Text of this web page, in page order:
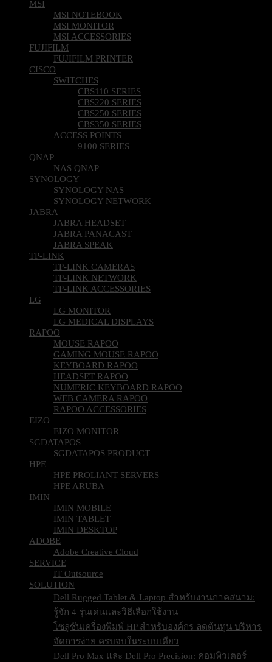
MSI NOTEBOOK
MSI MONITOR
MSI ACCESSORIES
FUJIFILM
FUJIFILM PRINTER
CISCO
SWITCHES
CBS110 SERIES
CBS220 SERIES
CBS250 SERIES
CBS350 SERIES
ACCESS POINTS
QNAP
NAS QNAP
SYNOLOGY
SYNOLOGY NAS
SYNOLOGY NETWORK
JABRA
JABRA HEADSET
JABRA PANACAST
JABRA SPEAK
TP-LINK
TP-LINK CAMERAS
TP-LINK NETWORK
LG MONITOR
LG MEDICAL DISPLAYS
RAPOO
MOUSE RAPOO
GAMING MOUSE RAPOO
KEYBOARD RAPOO
HEADSET RAPOO
NUMERIC KEYBOARD RAPOO
WEB CAMERA RAPOO
EIZO MONITOR
SGDATAPOS
HPE PROLIANT SERVERS
IMIN MOBILE
IMIN TABLET
IMIN DESKTOP
ADOBE
Adobe Creative Cloud
SERVICE
IT Outsource
SOLUTION
Dell Rugged Tablet & Laptop สำหรับงานภาคสนาม:
รู้จัก 4 รุ่นเด่นและวิธีเลือกใช้งาน
โซลูชันเครื่องพิมพ์ HP สำหรับองค์กร ลดต้นทุน บริหาร
จัดการง่าย ครบจบในระบบเดียว